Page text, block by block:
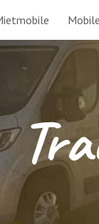
to main content